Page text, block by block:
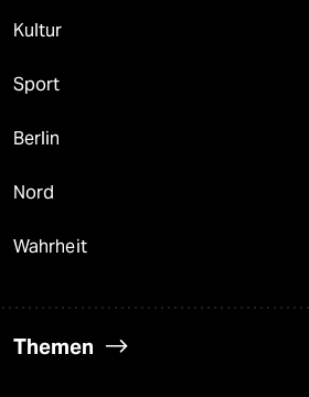
Kultur
Sport
Berlin
Nord
Wahrheit
Themen